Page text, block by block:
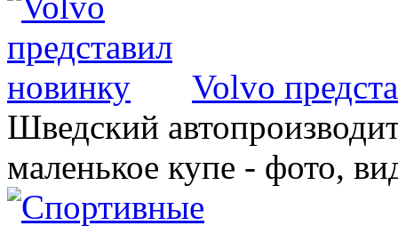
Volvo
Шведский
маленькое купе - фото,